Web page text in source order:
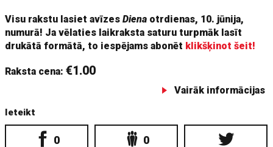
Visu rakstu lasiet avīzesDiena otrdienas, 10. jūnija,
numurā! Ja vēlaties laikraksta saturu turpmāk lasīt
drukātā formātā, to iespējams abonēt klikšķinot šeit!
Raksta cena:€1.00
Vairāk informācijas
Ieteikt
0 0